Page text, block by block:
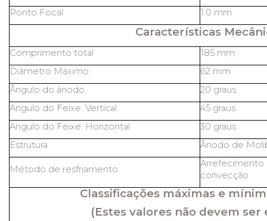
Ponto Focal 1.0 mm
Características
Comprimento total
185 mm
Diâmetro Máximo
62 mm
Ângulo do ânodo
20 graus
Angulo do Feixe: Vertical
45 graus
Angulo do Feixe: Horizontal
30 graus
Estrutura
Ânodo de
Método de resfriamento
Arrefecimento
convecção
Classificações máximas e
(Estes valores não devem ser